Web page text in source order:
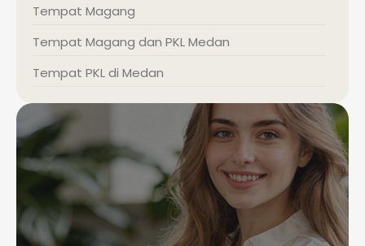
Tempat Magang
Tempat Magang dan PKL Medan
Tempat PKL di Medan